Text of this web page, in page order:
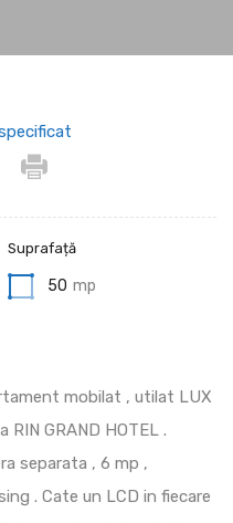
Suprafață
50 mp
mobilat , utilat LUX
GRAND HOTEL .
separata , 6 mp ,
. Cate un LCD in fiecare